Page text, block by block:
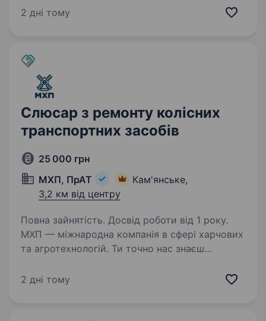
водоканалів, попит на продукцію постійний.
2 дні тому
Слюсар з ремонту колісних
транспортних засобів
25 000 грн
МХП, ПрАТ
Кам'янське,
3,2 км від центру
Повна зайнятість. Досвід роботи від 1 року.
МХП — міжнародна компанія в сфері харчових
та агротехнологій. Ти точно нас знаєш
Ряба Апетитна», «Бащинський», «Легко!»,
2 дні тому